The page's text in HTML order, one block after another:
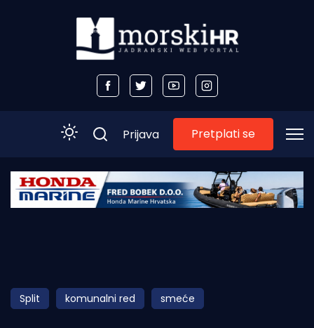
Početna
Obala
Otoci
Prijava Pretplati se
Split komunalni red smeće